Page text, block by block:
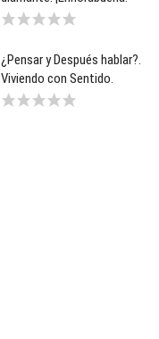
¿Pensar y Después hablar?.
Viviendo con Sentido.